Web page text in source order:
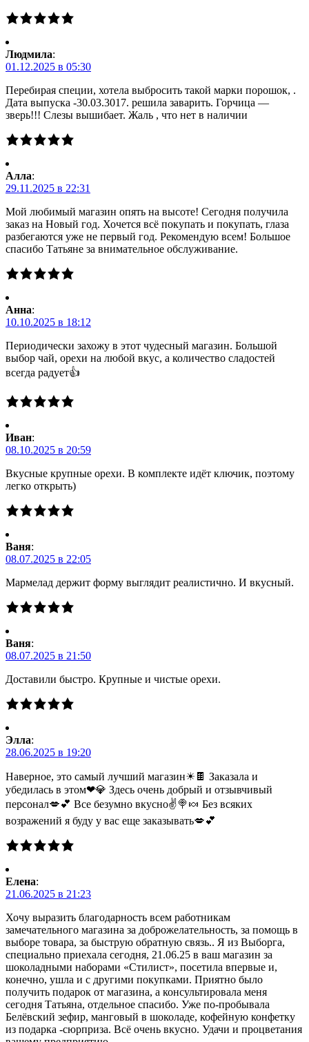
Людмила:
01.12.2025 в 05:30
Перебирая специи, хотела выбросить такой марки порошок, .
Дата выпуска -30.03.3017. решила заварить. Горчица —
зверь!!! Слезы вышибает. Жаль , что нет в наличии
Алла:
29.11.2025 в 22:31
Мой любимый магазин опять на высоте! Сегодня получила
заказ на Новый год. Хочется всё покупать и покупать, глаза
разбегаются уже не первый год. Рекомендую всем! Большое
спасибо Татьяне за внимательное обслуживание.
Анна:
10.10.2025 в 18:12
Периодически захожу в этот чудесный магазин. Большой
выбор чай, орехи на любой вкус, а количество сладостей
всегда радует👍
Иван:
08.10.2025 в 20:59
Вкусные крупные орехи. В комплекте идёт ключик, поэтому
легко открыть)
Ваня:
08.07.2025 в 22:05
Мармелад держит форму выглядит реалистично. И вкусный.
Ваня:
08.07.2025 в 21:50
Доставили быстро. Крупные и чистые орехи.
Элла:
28.06.2025 в 19:20
Наверное, это самый лучший магазин☀🍫 Заказала и
убедилась в этом❤💎 Здесь очень добрый и отзывчивый
персонал💋💕 Все безумно вкусно✌🍭🍬 Без всяких
возражений я буду у вас еще заказывать💋💕
Елена:
21.06.2025 в 21:23
Хочу выразить благодарность всем работникам
замечательного магазина за доброжелательность, за помощь в
выборе товара, за быструю обратную связь.. Я из Выборга,
специально приехала сегодня, 21.06.25 в ваш магазин за
шоколадными наборами «Стилист», посетила впервые и,
конечно, ушла и с другими покупками. Приятно было
получить подарок от магазина, а консультировала меня
сегодня Татьяна, отдельное спасибо. Уже по-пробывала
Белёвский зефир, манговый в шоколаде, кофейную конфетку
из подарка -сюрприза. Всё очень вкусно. Удачи и процветания